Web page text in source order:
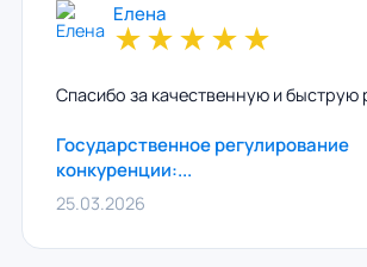
Елена
★★★★★
Спасибо за качественную и быструю
Государственное регулирование
конкуренции:...
25.03.2026